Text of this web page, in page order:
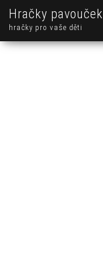
Hračky pavouček
hračky pro vaše děti